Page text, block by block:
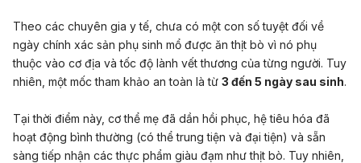
Theo các chuyên gia y tế, chưa có một con số tuyệt đối về
ngày chính xác sản phụ sinh mổ được ăn thịt bò vì nó phụ
thuộc vào cơ địa và tốc độ lành vết thương của từng người. Tuy
nhiên, một mốc tham khảo an toàn là từ 3 đến 5 ngày sau sinh.
Tại thời điểm này, cơ thể mẹ đã dần hồi phục, hệ tiêu hóa đã
hoạt động bình thường (có thể trung tiện và đại tiện) và sẵn
sàng tiếp nhận các thực phẩm giàu đạm như thịt bò. Tuy nhiên,